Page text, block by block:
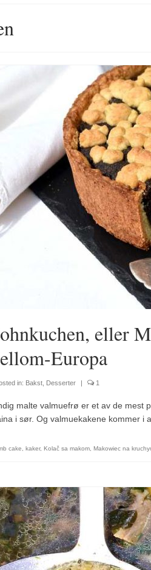
eller
Europa
in: Bakst Desserter | 1
malte valmuefrø er et av de mest
i sør. Og valmuekakene kommer i
cake kaker, Kolač sa makom Makowiec na